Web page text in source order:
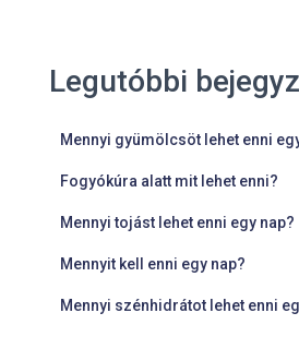
Legutóbbi
Mennyi gyümölcsöt lehet enni
Fogyókúra alatt mit lehet enni?
Mennyi tojást lehet enni egy nap?
Mennyit kell enni egy nap?
Mennyi szénhidrátot lehet enni